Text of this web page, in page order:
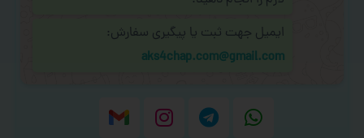
ایمیل جهت ثبت یا پیگیری سفارش:
aks4chap.com@gmail.com